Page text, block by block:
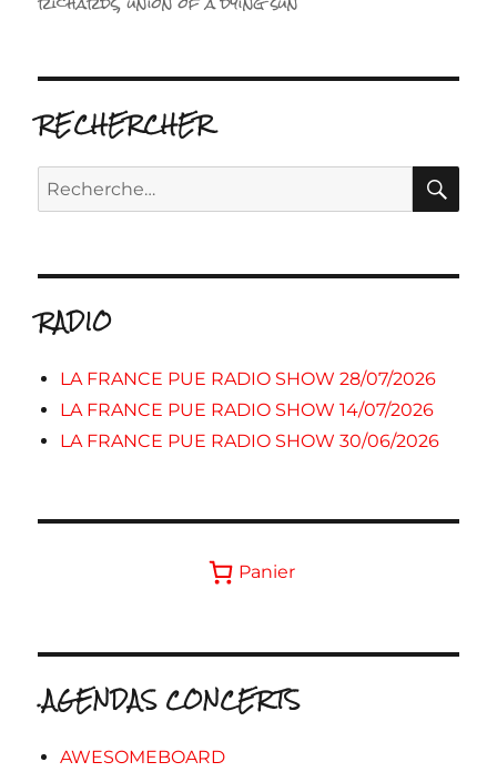
RECHERCHER
Recherche
pour :
RADIO
LA FRANCE PUE RADIO SHOW 28/07/2026
LA FRANCE PUE RADIO SHOW 14/07/2026
LA FRANCE PUE RADIO SHOW 30/06/2026
Panier
.AGENDAS CONCERTS
AWESOMEBOARD